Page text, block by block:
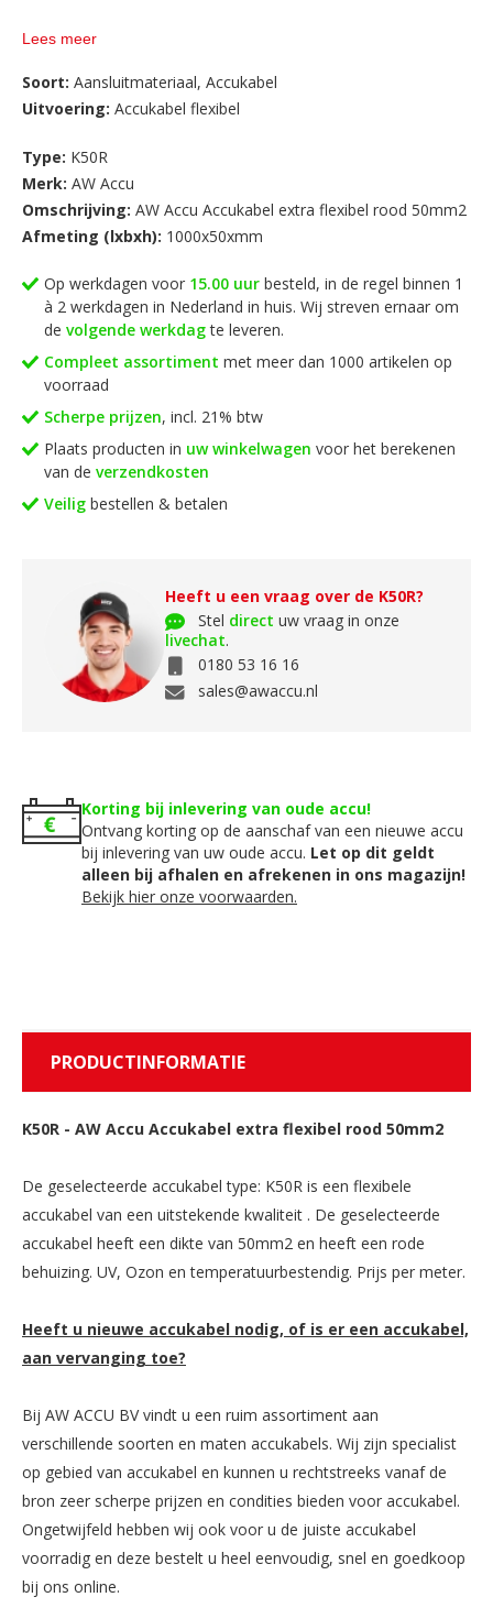
Bij AW ACCU BV vindt u een ruim assortiment aan
op gebied van accukabel en kunnen u rechtstreeks vanaf de
bron zeer scherpe prijzen en condities bieden voor accukabel.
voorradig en deze bestelt u heel eenvoudig, snel en goedkoop
bij ons online. Uiteraard kunt u ook gewoon bij ons
langskomen want wij hebben alle accukabel en toebehoren
ruimschoots voorradig!
Lees meer
Soort: Aansluitmateriaal, Accukabel
Uitvoering: Accukabel flexibel
Type: K50R
Merk: AW Accu
Omschrijving: AW Accu Accukabel extra flexibel rood 50mm2
Afmeting (lxbxh): 1000x50xmm
Op werkdagen voor 15.00 uur besteld, in de regel binnen 1
à 2 werkdagen in Nederland in huis. Wij streven ernaar om
de volgende werkdagte leveren.
Compleet assortiment met meer dan 1000 artikelen op
voorraad
Scherpe prijzen, incl. 21% btw
Plaats producten in uw winkelwagen voor het berekenen
van de verzendkosten
Veilig bestellen & betalen
Heeft u een vraag over de K50R?
Stel direct uw vraag in onze
livechat.
0180 53 16 16
sales@awaccu.nl
Korting bij inlevering van oude accu!
Ontvang korting op de aanschaf van een nieuwe accu
bij inlevering van uw oude accu. Let op dit geldt
alleen bij afhalen en afrekenen in ons magazijn!
Bekijk hier onze voorwaarden.
PRODUCTINFORMATIE
K50R - AW Accu Accukabel extra flexibel rood 50mm2
De geselecteerde accukabel type: K50R is een flexibele
accukabel van een uitstekende kwaliteit . De geselecteerde
accukabel heeft een dikte van 50mm2 en heeft een rode
behuizing. UV, Ozon en temperatuurbestendig. Prijs per meter.
Heeft u nieuwe accukabel nodig, of is er een accukabel,
aan vervanging toe?
Bij AW ACCU BV vindt u een ruim assortiment aan
verschillende soorten en maten accukabels. Wij zijn specialist
op gebied van accukabel en kunnen u rechtstreeks vanaf de
bron zeer scherpe prijzen en condities bieden voor accukabel.
Ongetwijfeld hebben wij ook voor u de juiste accukabel
voorradig en deze bestelt u heel eenvoudig, snel en goedkoop
bij ons online.